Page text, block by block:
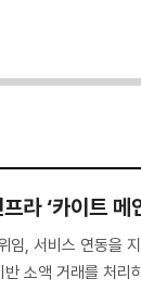
‘카이트 메
, 서비스 연동을 지
소액 거래를 처리